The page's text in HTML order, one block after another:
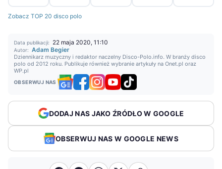
Zobacz TOP 20 disco polo
Data publikacji: 22 maja 2020, 11:10
Autor: Adam Begier
Dziennikarz muzyczny i redaktor naczelny Disco-Polo.info. W branży disco
polo od 2012 roku. Publikuje również wybranie artykuły na Onet.pl oraz
WP.pl
OBSERWUJ NAS
DODAJ NAS JAKO ŹRÓDŁO W GOOGLE
OBSERWUJ NAS W GOOGLE NEWS